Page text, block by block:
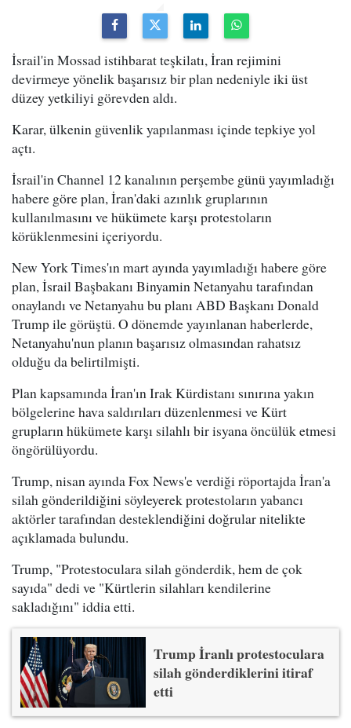
İsrail'in Mossad istihbarat teşkilatı, İran rejimini
devirmeye yönelik başarısız bir plan nedeniyle iki üst
düzey yetkiliyi görevden aldı.
Karar, ülkenin güvenlik yapılanması içinde tepkiye yol
açtı.
İsrail'in Channel 12 kanalının perşembe günü yayımladığı
habere göre plan, İran'daki azınlık gruplarının
kullanılmasını ve hükümete karşı protestoların
körüklenmesini içeriyordu.
New York Times'ın mart ayında yayımladığı habere göre
plan, İsrail Başbakanı Binyamin Netanyahu tarafından
onaylandı ve Netanyahu bu planı ABD Başkanı Donald
Trump ile görüştü. O dönemde yayınlanan haberlerde,
Netanyahu'nun planın başarısız olmasından rahatsız
olduğu da belirtilmişti.
Plan kapsamında İran'ın Irak Kürdistanı sınırına yakın
bölgelerine hava saldırıları düzenlenmesi ve Kürt
grupların hükümete karşı silahlı bir isyana öncülük etmesi
öngörülüyordu.
Trump, nisan ayında Fox News'e verdiği röportajda İran'a
silah gönderildiğini söyleyerek protestoların yabancı
aktörler tarafından desteklendiğini doğrular nitelikte
açıklamada bulundu.
Trump, "Protestoculara silah gönderdik, hem de çok
sayıda" dedi ve "Kürtlerin silahları kendilerine
sakladığını" iddia etti.
Trump İranlı protestoculara
silah gönderdiklerini itiraf
etti